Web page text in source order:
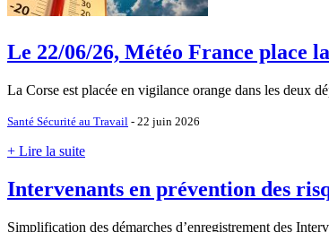
Le 22/06/26, Météo France place
La Corse est placée en vigilance orange dans les deux
Santé Sécurité au Travail - 22 juin 2026
+ Lire la suite
Intervenants en prévention des
Simplification des démarches d’enregistrement des